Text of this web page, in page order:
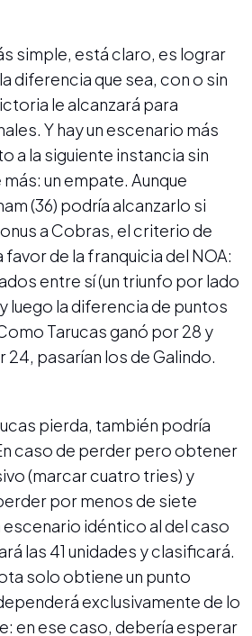
simple, está claro, es lograr
diferencia que sea, con o sin
le alcanzará para
Y hay un escenario más
a la siguiente instancia sin
un empate. Aunque
(36) podría alcanzarlo si
a Cobras, el criterio de
de la franquicia del NOA:
entre sí (un triunfo por lado
luego la diferencia de puntos
Tarucas ganó por 28 y
24, pasarían los de Galindo.
pierda, también podría
caso de perder pero obtener
(marcar cuatro tries) y
por menos de siete
escenario idéntico al del caso
las 41 unidades y clasificará.
solo obtiene un punto
exclusivamente de lo
en ese caso, debería esperar